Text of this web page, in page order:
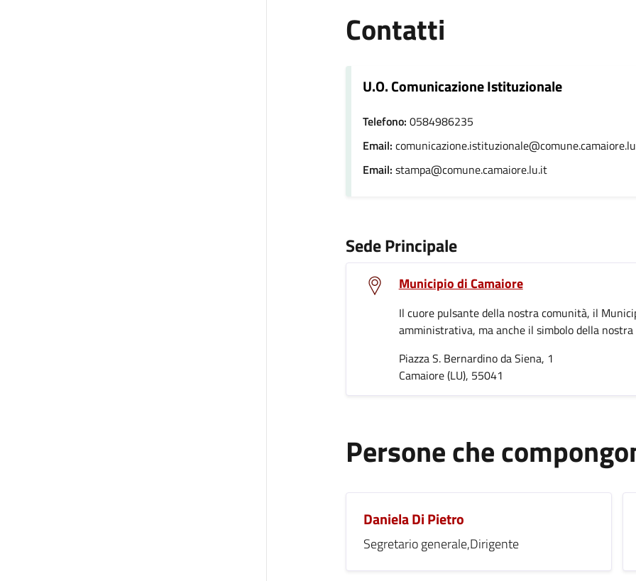
Contatti
U.O. Comunicazione Istituzionale
Telefono: 0584986235
Email:
Email: stampa@comune.camaiore.lu.it
Sede Principale
Municipio di Camaiore
Il cuore pulsante della nostra comunità, il
amministrativa, ma anche il simbolo della
Piazza S. Bernardino da Siena, 1
Camaiore (LU), 55041
Persone che
Daniela Di Pietro
Segretario generale,Dirigente